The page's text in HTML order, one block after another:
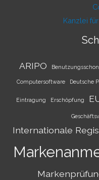
Kanzlei
ARIPO
Computersoftware Deutsche
Eintragung Erschöpfung
Internationale